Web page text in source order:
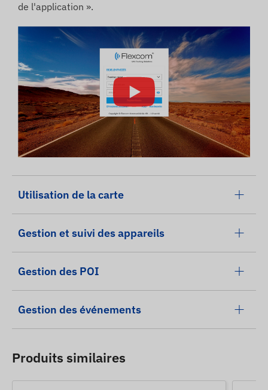
de l'application ».
Utilisation de la carte
Gestion et suivi des appareils
Gestion des POI
Gestion des événements
Produits similaires